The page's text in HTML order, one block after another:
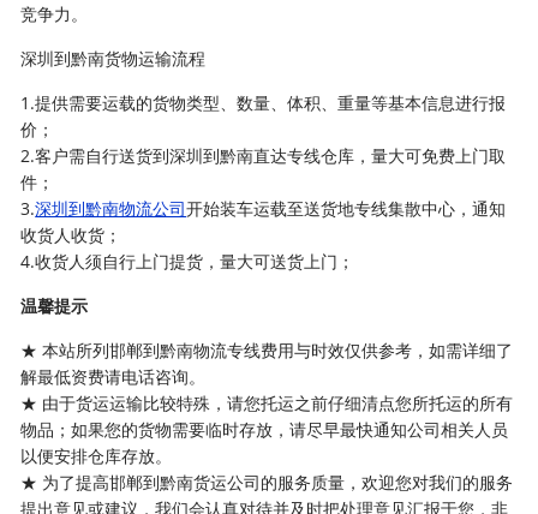
竞争力。
深圳到黔南货物运输流程
1.提供需要运载的货物类型、数量、体积、重量等基本信息进行报
价；
2.客户需自行送货到深圳到黔南直达专线仓库，量大可免费上门取
件；
3.深圳到黔南物流公司开始装车运载至送货地专线集散中心，通知
收货人收货；
4.收货人须自行上门提货，量大可送货上门；
温馨提示
★ 本站所列邯郸到黔南物流专线费用与时效仅供参考，如需详细了
解最低资费请电话咨询。
★ 由于货运运输比较特殊，请您托运之前仔细清点您所托运的所有
物品；如果您的货物需要临时存放，请尽早最快通知公司相关人员
以便安排仓库存放。
★ 为了提高邯郸到黔南货运公司的服务质量，欢迎您对我们的服务
提出意见或建议，我们会认真对待并及时把处理意见汇报于您，非